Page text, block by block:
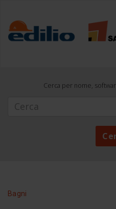
Cerca per nome,
Bagni